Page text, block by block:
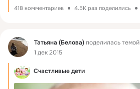
418 комментариев 4.5K раз поделились
Фид Татьяна (Белова)поделилась темой
1 дек 2015
Счастливые дети